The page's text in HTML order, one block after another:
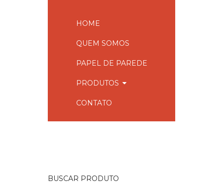
HOME
QUEM SOMOS
PAPEL DE PAREDE
PRODUTOS
CONTATO
BUSCAR PRODUTO